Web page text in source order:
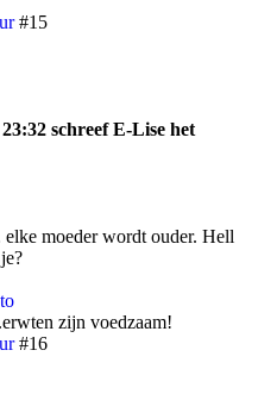
#15
schreef E-Lise het
moeder wordt ouder. Hell
zijn voedzaam!
#16